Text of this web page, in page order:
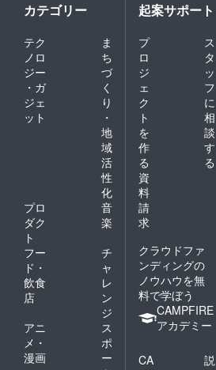
カテゴリー
テク
ノロ
ジー
・ガ
ジェ
ット
ま
ち
づ
く
り
・
地
域
活
性
化
プロ
ダク
ト
音
楽
フー
ド・
飲食
店
チ
ャ
レ
ン
ジ
アニ
メ・
漫画
ス
ポ
ー
起案サポート
プ
ロ
ジ
ェ
ク
ト
を
作
る
ス
タ
ッ
フ
に
相
談
す
る
資
料
請
求
クラウドファ
ンディングの
ノウハウを無
料で学ぼう
CAMPFIRE
アカデミー
CA
説